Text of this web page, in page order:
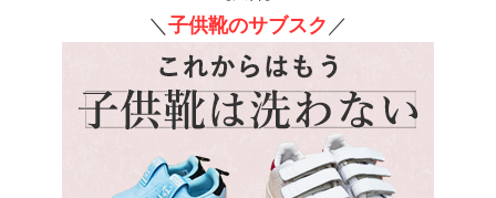
＼ 子供靴のサブスク ／